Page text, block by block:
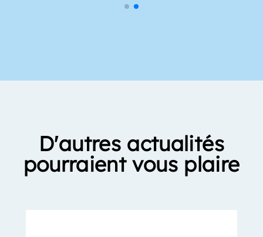
D'autres actualités
pourraient vous plaire